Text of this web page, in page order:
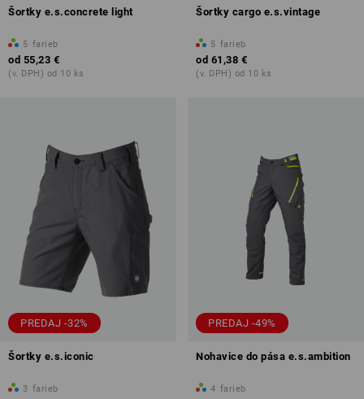
Šortky e.s.concrete light
5 farieb
od 55,23 €
(v. DPH) od 10 ks
Šortky cargo e.s.vintage
5 farieb
od 61,38 €
(v. DPH) od 10 ks
PREDAJ -32%
Šortky e.s.iconic
3 farieb
PREDAJ -49%
Nohavice do pása e.s.ambition
4 farieb